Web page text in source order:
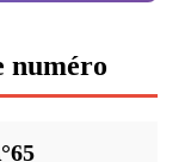
numéro